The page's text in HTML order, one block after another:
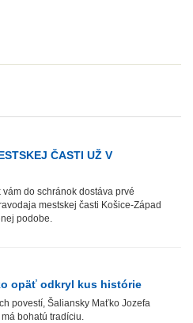
ČASTI UŽ V
vám do schránok dostáva prvé
mestskej časti Košice-Západ
podobe.
opäť odkryl kus histórie
povestí, Šaliansky Maťko Jozefa
bohatú tradíciu.